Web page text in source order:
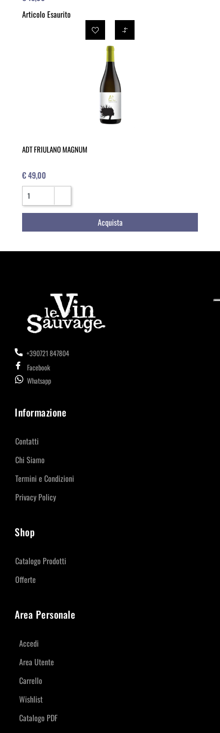
Articolo Esaurito
ADT FRIULANO MAGNUM
€ 49,00
Quantità
Acquista
+390721 847804
Facebook
Whatsapp
Informazione
Contatti
Chi Siamo
Termini e Condizioni
Privacy Policy
Shop
Catalogo Prodotti
Offerte
Area Personale
Accedi
Area Utente
Carrello
Wishlist
Catalogo PDF